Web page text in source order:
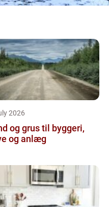
2026
og grus til byggeri,
og anlæg